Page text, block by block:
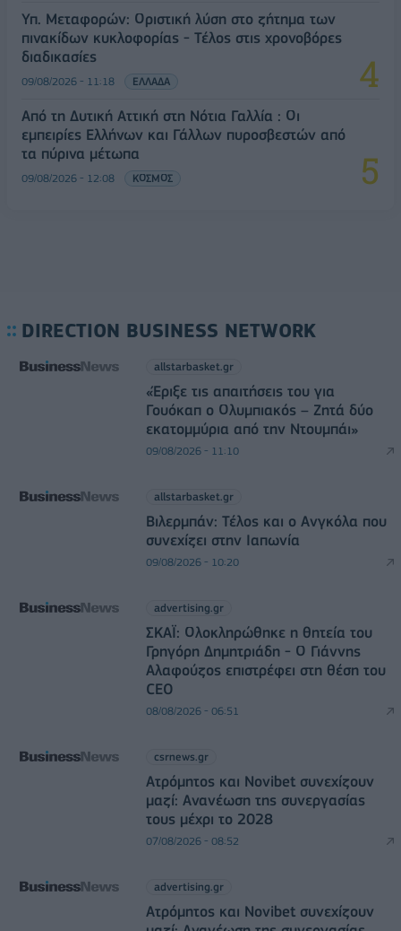
Υπ. Μεταφορών: Οριστική λύση στο ζήτημα των
πινακίδων κυκλοφορίας - Τέλος στις χρονοβόρες
διαδικασίες
09/08/2026 - 11:18 ΕΛΛΑΔΑ
Από τη Δυτική Αττική στη Νότια Γαλλία : Οι
εμπειρίες Ελλήνων και Γάλλων πυροσβεστών από
τα πύρινα μέτωπα
09/08/2026 - 12:08 ΚΟΣΜΟΣ
DIRECTION BUSINESS NETWORK
allstarbasket.gr
«Έριξε τις απαιτήσεις του για
Γουόκαπ ο Ολυμπιακός – Ζητά δύο
εκατομμύρια από την Ντουμπάι»
09/08/2026 - 11:10
allstarbasket.gr
Βιλερμπάν: Τέλος και ο Ανγκόλα που
συνεχίζει στην Ιαπωνία
09/08/2026 - 10:20
advertising.gr
ΣΚΑΪ: Ολοκληρώθηκε η θητεία του
Γρηγόρη Δημητριάδη - Ο Γιάννης
Αλαφούζος επιστρέφει στη θέση του
CEO
08/08/2026 - 06:51
csrnews.gr
Ατρόμητος και Novibet συνεχίζουν
μαζί: Ανανέωση της συνεργασίας
τους μέχρι το 2028
07/08/2026 - 08:52
advertising.gr
Ατρόμητος και Novibet συνεχίζουν